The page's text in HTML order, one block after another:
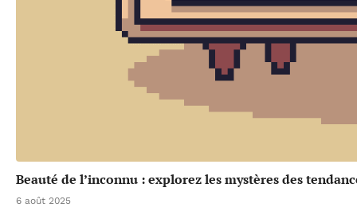
Beauté de l’inconnu : explorez les mystères des
6 août 2025